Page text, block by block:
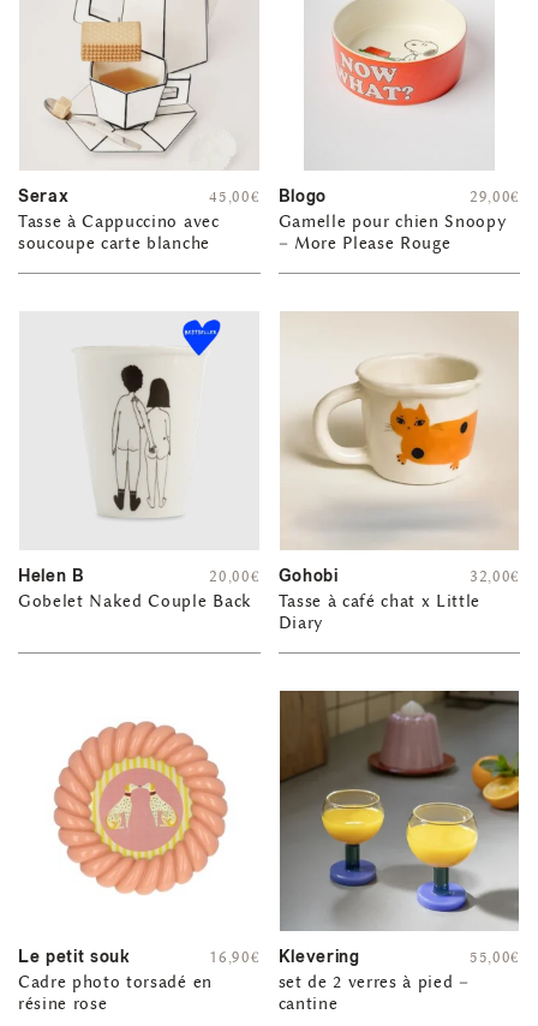
Serax
Tasse à Cappuccino avec
soucoupe carte blanche
45,00€ Blogo
Gamelle pour chien Snoopy
– More Please Rouge
29,00€
Helen B
Gobelet Naked Couple Back
20,00€ Gohobi
Tasse à café chat x Little
Diary
32,00€
Le petit souk
Cadre photo torsadé en
résine rose
16,90€ Klevering
set de 2 verres à pied –
cantine
55,00€